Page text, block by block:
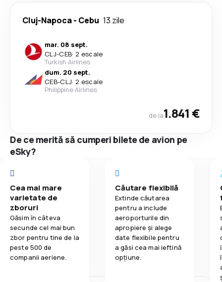
Cluj-Napoca- Cebu 13 zile
mar. 08 sept.
CLJ-CEB· 2 escale
Turkish Airlines
dum. 20 sept.
CEB-CLJ· 2 escale
Philippine Airlines
de la1.841 €
De ce merită să cumperi bilete de avion pe
eSky?
Cea mai mare
varietate de
zboruri
Găsim în câteva
secunde cel mai bun
zbor pentru tine de la
peste 500 de
companii aeriene.
Căutare flexibilă
Extinde căutarea
pentru a include
aeroporturile din
apropiere și alege
date flexibile pentru
a găsi cea mai ieftină
opțiune.